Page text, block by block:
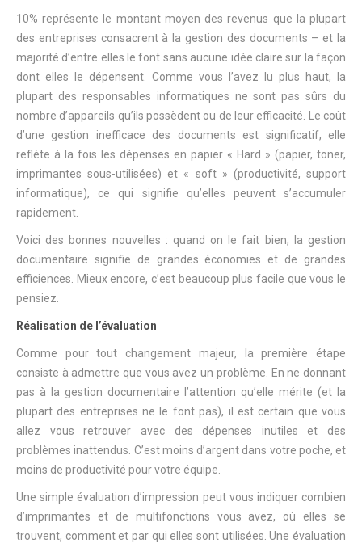
10% représente le montant moyen des revenus que la plupart
des entreprises consacrent à la gestion des documents – et la
majorité d’entre elles le font sans aucune idée claire sur la façon
dont elles le dépensent. Comme vous l’avez lu plus haut, la
plupart des responsables informatiques ne sont pas sûrs du
nombre d’appareils qu’ils possèdent ou de leur efficacité. Le coût
d’une gestion inefficace des documents est significatif, elle
reflète à la fois les dépenses en papier « Hard » (papier, toner,
imprimantes sous-utilisées) et « soft » (productivité, support
informatique), ce qui signifie qu’elles peuvent s’accumuler
rapidement.
Voici des bonnes nouvelles : quand on le fait bien, la gestion
documentaire signifie de grandes économies et de grandes
efficiences. Mieux encore, c’est beaucoup plus facile que vous le
pensiez.
Réalisation de l’évaluation
Comme pour tout changement majeur, la première étape
consiste à admettre que vous avez un problème. En ne donnant
pas à la gestion documentaire l’attention qu’elle mérite (et la
plupart des entreprises ne le font pas), il est certain que vous
allez vous retrouver avec des dépenses inutiles et des
problèmes inattendus. C’est moins d’argent dans votre poche, et
moins de productivité pour votre équipe.
Une simple évaluation d’impression peut vous indiquer combien
d’imprimantes et de multifonctions vous avez, où elles se
trouvent, comment et par qui elles sont utilisées. Une évaluation